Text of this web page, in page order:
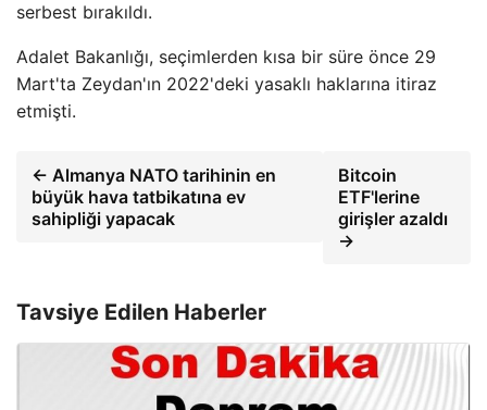
serbest bırakıldı.
Adalet Bakanlığı, seçimlerden kısa bir süre önce 29
Mart'ta Zeydan'ın 2022'deki yasaklı haklarına itiraz
etmişti.
← Almanya NATO tarihinin en
büyük hava tatbikatına ev
sahipliği yapacak
Bitcoin
ETF'lerine
girişler azaldı
→
Tavsiye Edilen Haberler